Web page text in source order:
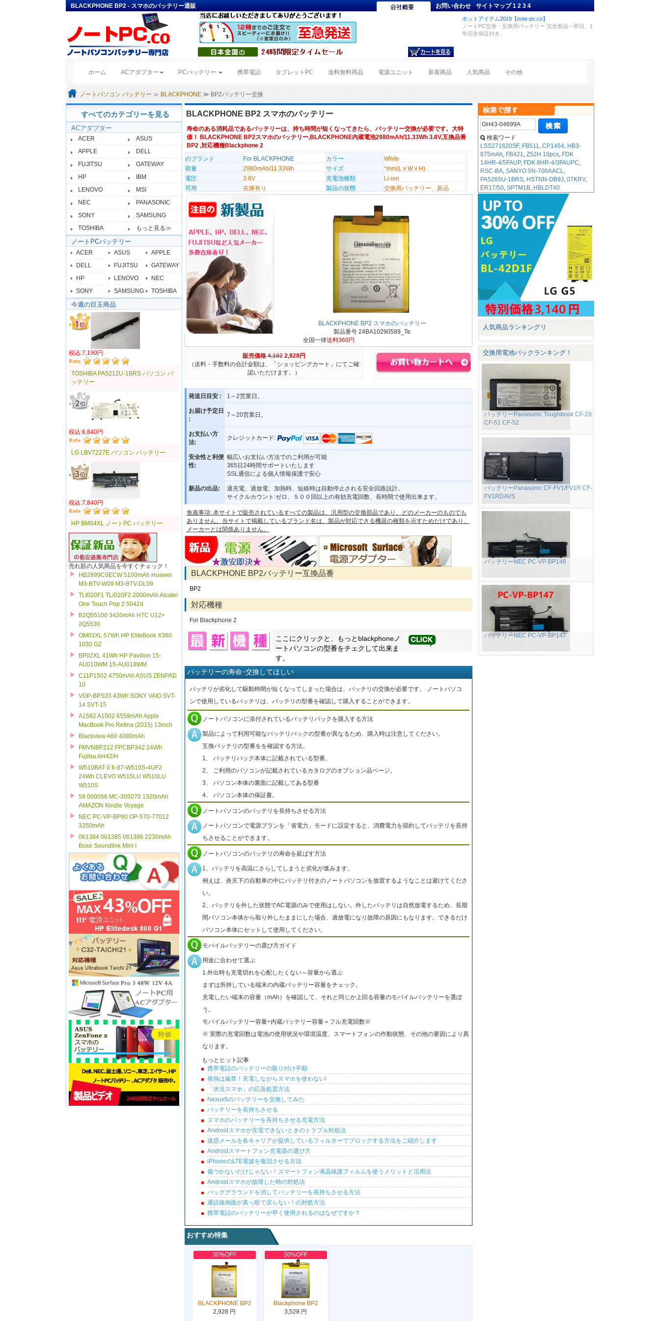
BLACKPHONE BP2 - スマホのバッテリー通販 お問い合わせ サイトマップ 1234
ホットアイテム2019【note-pc.co】
ノートPC交換・互換用バッテリー 完全新品～即日、1
年完全保証付き。
ホーム (current)ACアダプター PCバッテリー 携帯電話 タブレットPC 送料無料商品 電源ユニット 新着商品 人気商品 その他
ノートパソコン バッテリー ≫ BLACKPHONE ≫ BP2バッテリー交換
すべてのカテゴリーを見る
ACアダプター
ACER
ASUS
APPLE
DELL
FUJITSU
GATEWAY
HP
IBM
LENOVO
MSI
NEC
PANASONIC
SONY
SAMSUNG
TOSHIBA
もっと見る≫
ノートPCバッテリー
ACER ASUS
APPLE
DELL
FUJITSU
GATEWAY
HP
LENOVO
NEC
SONY
SAMSUNG TOSHIBA
今週の目玉商品
税込:7,190円
TOSHIBA PA5212U-1BRS パソコン バ
ッテリー
税込:6,840円
LG LBV7227E パソコン バッテリー
税込:7,840円
HP BM04XL ノートPC バッテリー
売れ筋の人気商品を今すぐチェック！
HB2899C0ECW 5100mAh Huawei
M3-BTV-W09 M3-BTV-DL09
TLI020F1 TLi020F2 2000mAh Alcatel
One Touch Pop 2 5042d
B2Q55100 3420mAh HTC U12+
2Q5530
OM03XL 57Wh HP EliteBook X360
1030 G2
BP02XL 41Wh HP Pavilion 15-
AU010WM 15-AU018WM
C11P1502 4750mAh ASUS ZENPAD
10
VGP-BPS33 43Wh SONY VAIO SVT-
14 SVT-15
A1582 A1502 6559mAh Apple
MacBook Pro Retina (2015) 13inch
Blackview A60 4080mAh
FMVNBP212 FPCBP342 24Wh
Fujitsu AH42/H
W510BAT-3 6-87-W510S-4UF2
24Wh CLEVO W515LU W510LU
W510S
58 000056 MC-305070 1320mAh
AMAZON Kindle Voyage
NEC PC-VP-BP90 OP-570-77012
3350mAh
061384 061385 061386 2230mAh
Bose Soundlink Mini I
BLACKPHONE BP2 スマホのバッテリー
寿命のある消耗品であるバッテリーは、持ち時間が短くなってきたら、バッテリー交換が必要です。大特
価！ BLACKPHONE BP2スマホのバッテリー,BLACKPHONE内蔵電池2980mAh/11.33Wh 3.8V,互換品番
BP2 ,対応機種Blackphone 2
のブランド
For BLACKPHONE カラー
White
容量
2980mAh/11.33Wh サイズ
*mm(L x W x H)
電圧
3.8V 充電池種類
Li-ion
可用
在庫有り 製品の状態 交換用バッテリー、新品
BLACKPHONE BP2 スマホのバッテリー
製品番号 24BA10290589_Te
全国一律送料360円
販売価格 4,182 2,928円
（送料・手数料の合計金額は、「ショッピングカート」にてご確
認いただけます。）
発送日目安 : 1～2営業日。
お届け予定日
:
7～20営業日。
お支払い方
法:
クレジットカード:
安全性と利便
性:
幅広いお支払い方法でのご利用が可能
365日24時間サポートいたします
SSL通信による個人情報保護で安心
新品の出品:
過充電、過放電、加熱時、短絡時は自動停止される安全回路設計。
サイクルカウント:ゼロ、５００回以上の有効充電回数、長時間で使用出来ます。
免責事項: 本サイトで販売されているすべての製品は、汎用型の交換部品であり、どのメーカーのものでも
ありません。当サイトで掲載しているブランド名は、製品が対応できる機器の種類を示すためだけであり、
メーカーとは関係ありません。
BLACKPHONE BP2バッテリー互換品番
BP2
対応機種
For Blackphone 2
ここにクリックと、もっと blackphoneノ
ートパソコンの型番をチェクして出来ま
す。
バッテリーの寿命･交換してほしい
バッテリが劣化して駆動時間が短くなってしまった場合は、バッテリの交換が必要です。 ノートパソコ
ンで使用しているバッテリは、バッテリの型番を確認して購入することができます。
ノートパソコンに添付されているバッテリパックを購入する方法
製品によって利用可能なバッテリパックの型番が異なるため、購入時は注意してください。
互換バッテリの型番をを確認する方法。
1、 バッテリパック本体に記載されている型番。
2、 ご利用のパソコンが記載されているカタログのオプション品ページ。
3、 パソコン本体の裏面に記載してある型番
4、 パソコン本体の保証書。
ノートパソコンのバッテリを長持ちさせる方法
ノートパソコンで電源プランを「省電力」モードに設定すると、消費電力を節約してバッテリを長持
ちさせることができます。
ノートパソコンのバッテリの寿命を延ばす方法
1、バッテリを高温にさらしてしまうと劣化が進みます。
例えば、炎天下の自動車の中にバッテリ付きのノートパソコンを放置するようなことは避けてくださ
い。
2、バッテリを外した状態でAC電源のみで使用はしない。外したバッテリは自然放電するため、長期
間パソコン本体から取り外したままにした場合、過放電になり故障の原因にもなります。できるだけ
パソコン本体にセットして使用してください。
モバイルバッテリーの選び方ガイド
用途に合わせて選ぶ
1.外出時も充電切れを心配したくない～容量から選ぶ
まずは所持している端末の内蔵バッテリー容量をチェック。
充電したい端末の容量（mAh）を確認して、それと同じか上回る容量のモバイルバッテリーを選ぼ
う。
モバイルバッテリー容量÷内蔵バッテリー容量＝フル充電回数※
※ 実際の充電回数は電池の使用状況や環境温度、スマートフォンの作動状態、その他の要因により異
なります。
もっとヒット記事
携帯電話のバッテリーの取り付け手順
発熱は厳禁！充電しながらスマホを使わないl
「水没スマホ」の応急処置方法
Nexus5のバッテリーを交換してみた
バッテリーを長持ちさせる
スマホのバッテリーを長持ちさせる充電方法
Androidスマホが充電できないときのトラブル対処法
迷惑メールを各キャリアが提供しているフィルターでブロックする方法をご紹介します
Androidスマートフォン充電器の選び方
iPhoneのLTE電波を復旧させる方法
傷つかないだけじゃない！スマートフォン液晶保護フィルムを使うメリットと活用法
Androidスマホが故障した時の対処法
バッググラウンドを消してバッテリーを長持ちさせる方法
通話後画面が真っ暗で戻らない！の対処方法
携帯電話のバッテリーが早く使用されるのはなぜですか？
おすすめ特集
30%OFF
BLACKPHONE BP2
2,928 円
30%OFF
Blackphone BP2
3,528 円
検索ワード
LSS271620SF, FB511,CP1454, HB3-
875mAh, FB421,Z52H 10pcs, FDK
14HR-4/5FAUP, FDK 8HR-4/3FAUPC,
RSC-BA,SANYO 5N-700AACL,
PA5265U-1BRS, HSTNN-DB9J,07KRV,
ER17/50,SPTM1B, HBLDT40
人気商品ランキングリ
交換用電池パックランキング！
バッテリーPanasonic Toughbook CF-29
CF-51 CF-52
バッテリーPanasonic CF-FV1/FV1R CF-
FV1RDAVS
バッテリーNEC PC-VP-BP146
バッテリーNEC PC-VP-BP147